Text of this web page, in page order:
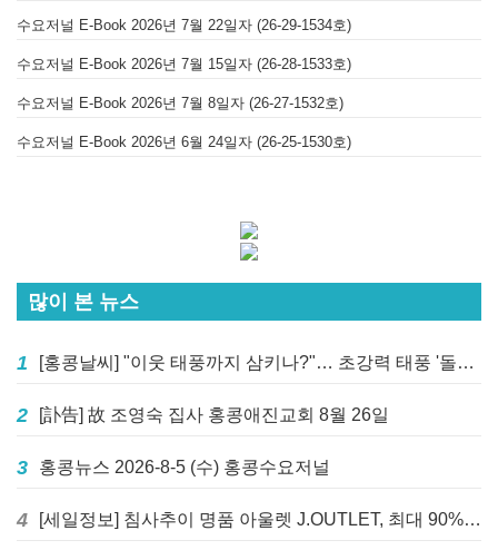
수요저널 E-Book 2026년 7월 22일자 (26-29-1534호)
수요저널 E-Book 2026년 7월 15일자 (26-28-1533호)
수요저널 E-Book 2026년 7월 8일자 (26-27-1532호)
수요저널 E-Book 2026년 6월 24일자 (26-25-1530호)
많이 본 뉴스
1 [홍콩날씨] "이웃 태풍까지 삼키나?"… 초강력 태풍 '돌핀' 세력 재확장
2 [訃告] 故 조영숙 집사 홍콩애진교회 8월 26일
3 홍콩뉴스 2026-8-5 (수) 홍콩수요저널
4 [세일정보] 침사추이 명품 아울렛 J.OUTLET, 최대 90% 빅 세일 진행